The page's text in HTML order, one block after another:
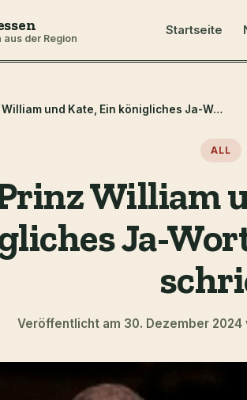
der Region
Startseite
Prinz William und Kate, Ein königliches Ja-Wort, das Geschichte schrieb
ALL
William
Ja-
Veröffentlicht am 30. Dezember